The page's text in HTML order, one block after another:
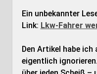
Ein unbekannter
Link: Lkw-Fahrer
Den Artikel habe ich
eigentlich